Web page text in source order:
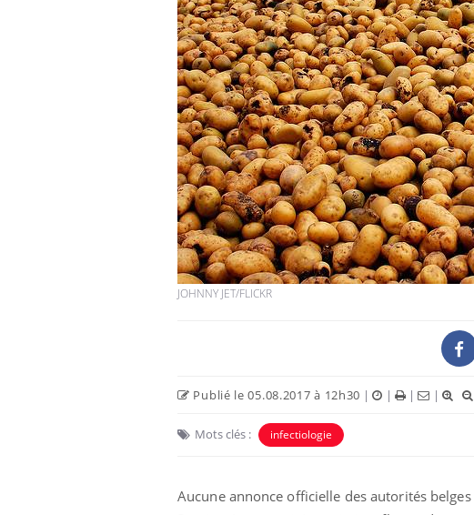
JOHNNY JET/FLICKR
Publié le 05.08.2017 à 12h30 | | | |
Mots clés : infectiologie
Aucune annonce officielle des autorités